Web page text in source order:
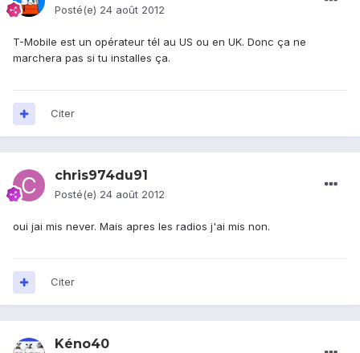
Posté(e) 24 août 2012
T-Mobile est un opérateur tél au US ou en UK. Donc ça ne
marchera pas si tu installes ça.
Citer
chris974du91
Posté(e) 24 août 2012
oui jai mis never. Mais apres les radios j'ai mis non.
Citer
Kéno40